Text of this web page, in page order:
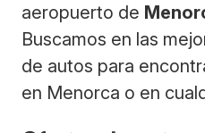
aeropuerto de
Buscamos en las
de autos para
en Menorca o en